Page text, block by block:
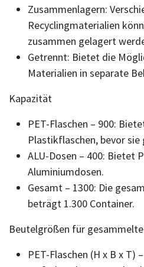
Zusammenlagern:
Recyclingmaterialien
zusammen gelagert
Getrennt: Bietet die
Materialien in separate
Kapazität
PET-Flaschen – 900:
Plastikflaschen, bevor
ALU-Dosen – 400: Bietet
Aluminiumdosen.
Gesamt – 1300: Die
beträgt 1.300 Container.
Beutelgrößen für
PET-Flaschen (H x B x T)